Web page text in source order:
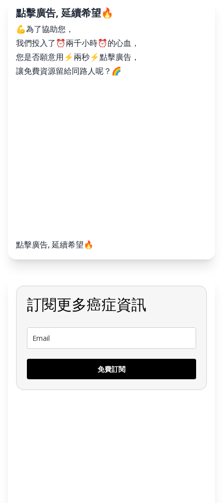
點擊廣告, 延續希望🔥
💪為了協助您，
我們投入了⏰兩千小時⏰的心血，
您是否願意用⚡️兩秒⚡️點擊廣告，
讓免費資源留給同路人呢？🌈
點擊廣告, 延續希望🔥
訂閱更多癌症資訊
免費訂閱